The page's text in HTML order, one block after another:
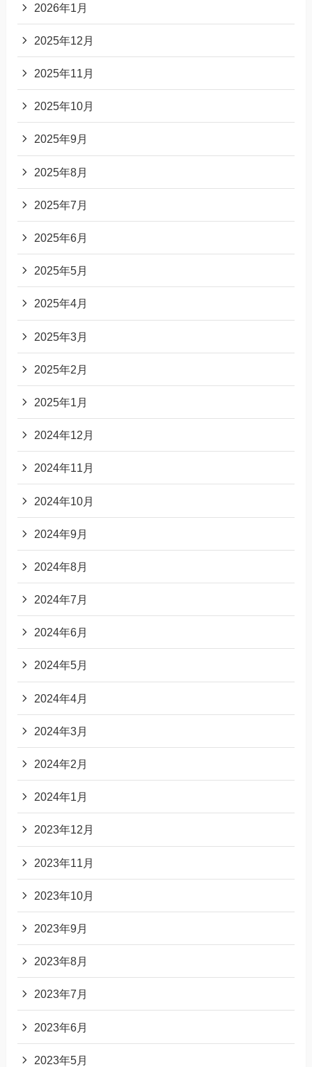
2026年1月
2025年12月
2025年11月
2025年10月
2025年9月
2025年8月
2025年7月
2025年6月
2025年5月
2025年4月
2025年3月
2025年2月
2025年1月
2024年12月
2024年11月
2024年10月
2024年9月
2024年8月
2024年7月
2024年6月
2024年5月
2024年4月
2024年3月
2024年2月
2024年1月
2023年12月
2023年11月
2023年10月
2023年9月
2023年8月
2023年7月
2023年6月
2023年5月